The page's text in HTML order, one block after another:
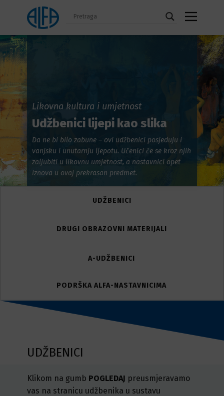
Likovna kultura i umjetnost
Udžbenici lijepi kao slika
Da ne bi bilo zabune – ovi udžbenici posjeduju i
vanjsku i unutarnju ljepotu. Učenici će se kroz njih
zaljubiti u likovnu umjetnost, a nastavnici opet
iznova u ovaj prekrasan predmet.
UDŽBENICI
DRUGI OBRAZOVNI MATERIJALI
A-UDŽBENICI
PODRŠKA ALFA-NASTAVNICIMA
UDŽBENICI
Klikom na gumb POGLEDAJ preusmjeravamo
vas na stranicu udžbenika u sustavu